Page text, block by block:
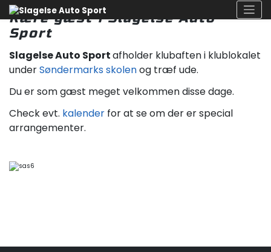
Skip
to
content
Kære gæst i Slagelse Auto
Sport
Slagelse Auto Sportafholder klubaften i klublokalet
underSøndermarks skolenog træf ude.
Du er som gæst meget velkommen disse dage.
Check evt. kalender for at se om der er special
arrangementer.